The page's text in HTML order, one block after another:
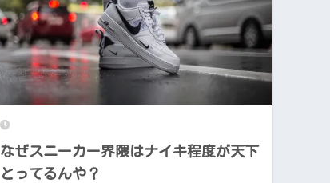
なぜスニーカー界隈はナイキ程度が天下
とってるんや？